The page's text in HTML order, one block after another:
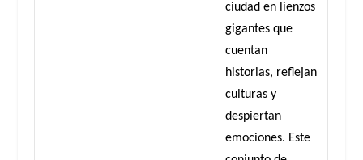
ciudad en lienzos
gigantes que
cuentan
historias, reflejan
culturas y
despiertan
emociones. Este